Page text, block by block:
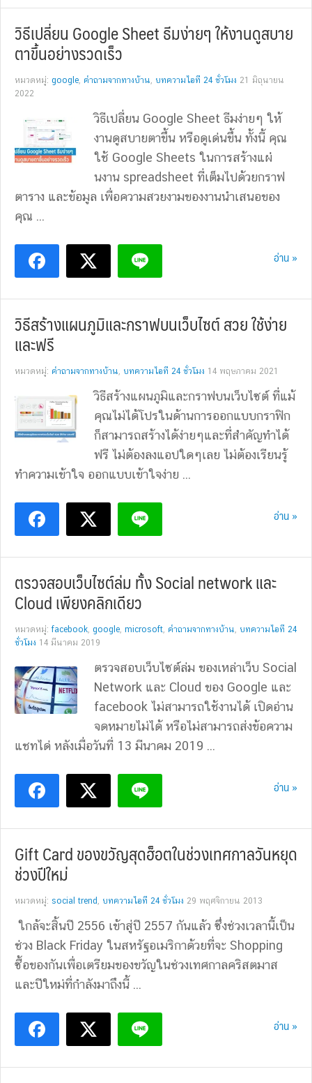
วิธีเปลี่ยน Google Sheet ธีมง่ายๆ ให้งานดูสบาย
ตาขึ้นอย่างรวดเร็ว
หมวดหมู่: google, คำถามจากทางบ้าน, บทความไอที 24 ชั่วโมง 21 มิถุนายน
2022
วิธีเปลี่ยน Google Sheet ธีมง่ายๆ ให้
งานดูสบายตาขึ้น หรือดูเด่นขึ้น ทั้งนี้ คุณ
ใช้ Google Sheets ในการสร้างแผ่่
นงาน spreadsheet ที่เต็มไปด้วยกราฟ
ตาราง และข้อมูล เพื่อความสวยงามของงานนำเสนอของ
คุณ ...
อ่าน »
วิธีสร้างแผนภูมิและกราฟบนเว็บไซต์ สวย ใช้ง่าย
และฟรี
หมวดหมู่: คำถามจากทางบ้าน, บทความไอที 24 ชั่วโมง 14 พฤษภาคม 2021
วิธีสร้างแผนภูมิและกราฟบนเว็บไซต์ ที่แม้
คุณไม่ได้โปรในด้านการออกแบบกราฟิก
ก็สามารถสร้างได้ง่ายๆและที่สำคัญทำได้
ฟรี ไม่ต้องลงแอปใดๆเลย ไม่ต้องเรียนรู้
ทำความเข้าใจ ออกแบบเข้าใจง่าย ...
อ่าน »
ตรวจสอบเว็บไซต์ล่ม ทั้ง Social network และ
Cloud เพียงคลิกเดียว
หมวดหมู่:facebook, google, microsoft, คำถามจากทางบ้าน, บทความไอที 24
ชั่วโมง 14 มีนาคม 2019
ตรวจสอบเว็บไซต์ล่ม ของเหล่าเว็บ Social
Network และ Cloud ของ Google และ
facebook ไม่สามารถใช้งานได้ เปิดอ่าน
จดหมายไม่ได้ หรือไม่สามารถส่งข้อความ
แชทได่ หลังเมื่อวันที่ 13 มีนาคม 2019 ...
อ่าน »
Gift Card ของขวัญสุดฮ็อตในช่วงเทศกาลวันหยุด
ช่วงปีใหม่
หมวดหมู่: social trend , บทความไอที 24 ชั่วโมง 29 พฤศจิกายน 2013
ใกล้จะสิ้นปี 2556 เข้าสู่ปี 2557 กันแล้ว ซึ่งช่วงเวลานี้เป็น
ช่วง Black Friday ในสหรัฐอเมริกาด้วยที่จะ Shopping
ซื้อของกันเพื่อเตรียมของขวัญในช่วงเทศกาลคริสตมาส
และปีใหม่ที่กำลังมาถึงนี้ ...
อ่าน »